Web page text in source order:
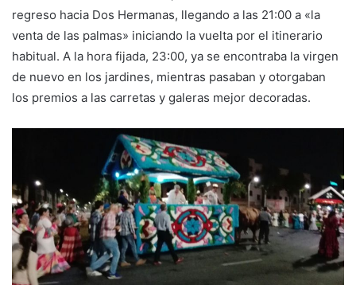
regreso hacia Dos Hermanas, llegando a las 21:00 a «la
venta de las palmas» iniciando la vuelta por el itinerario
habitual. A la hora fijada, 23:00, ya se encontraba la virgen
de nuevo en los jardines, mientras pasaban y otorgaban
los premios a las carretas y galeras mejor decoradas.